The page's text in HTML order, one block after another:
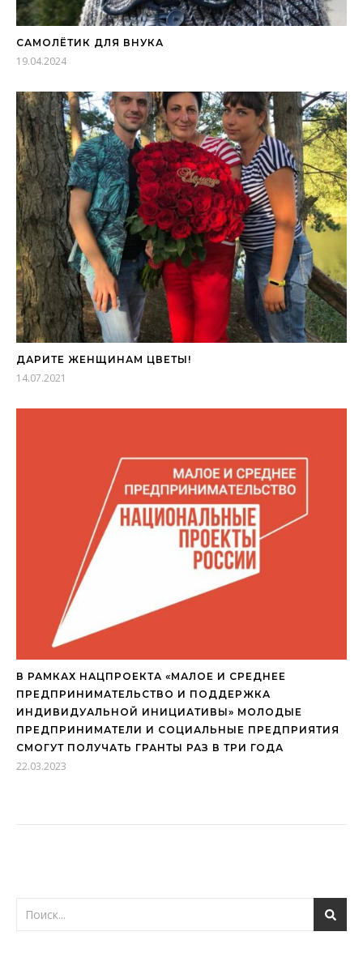
САМОЛЁТИК ДЛЯ ВНУКА
19.04.2024
ДАРИТЕ ЖЕНЩИНАМ ЦВЕТЫ!
14.07.2021
В РАМКАХ НАЦПРОЕКТА «МАЛОЕ И СРЕДНЕЕ
ПРЕДПРИНИМАТЕЛЬСТВО И ПОДДЕРЖКА
ИНДИВИДУАЛЬНОЙ ИНИЦИАТИВЫ» МОЛОДЫЕ
ПРЕДПРИНИМАТЕЛИ И СОЦИАЛЬНЫЕ ПРЕДПРИЯТИЯ
СМОГУТ ПОЛУЧАТЬ ГРАНТЫ РАЗ В ТРИ ГОДА
22.03.2023